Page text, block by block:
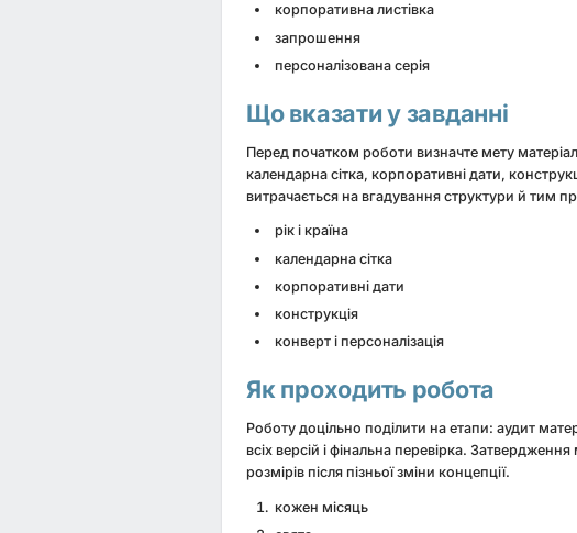
корпоративна листівка
запрошення
персоналізована серія
Що вказати у завданні
Перед початком роботи визначте мету
календарна сітка, корпоративні дати,
витрачається на вгадування структури й тим
рік і країна
календарна сітка
корпоративні дати
конструкція
конверт і персоналізація
Як проходить робота
Роботу доцільно поділити на етапи: аудит
всіх версій і фінальна перевірка.
розмірів після пізньої зміни концепції.
кожен місяць